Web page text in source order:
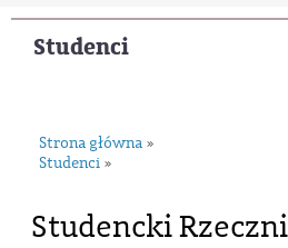
Studenci
Strona główna »
Studenci »
Studencki